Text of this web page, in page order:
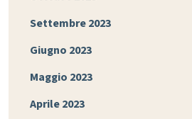
Settembre 2023
Giugno 2023
Maggio 2023
Aprile 2023